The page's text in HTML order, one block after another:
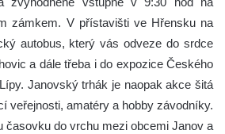
zámkem. V přístavišti ve Hřensku na
autobus, který vás odveze do srdce
a dále třeba i do expozice Českého
Janovský trhák je naopak akce šitá
veřejnosti, amatéry a hobby závodníky.
časovku do vrchu mezi obcemi Janov a